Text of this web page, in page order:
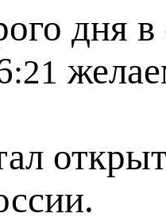
дня в
:21